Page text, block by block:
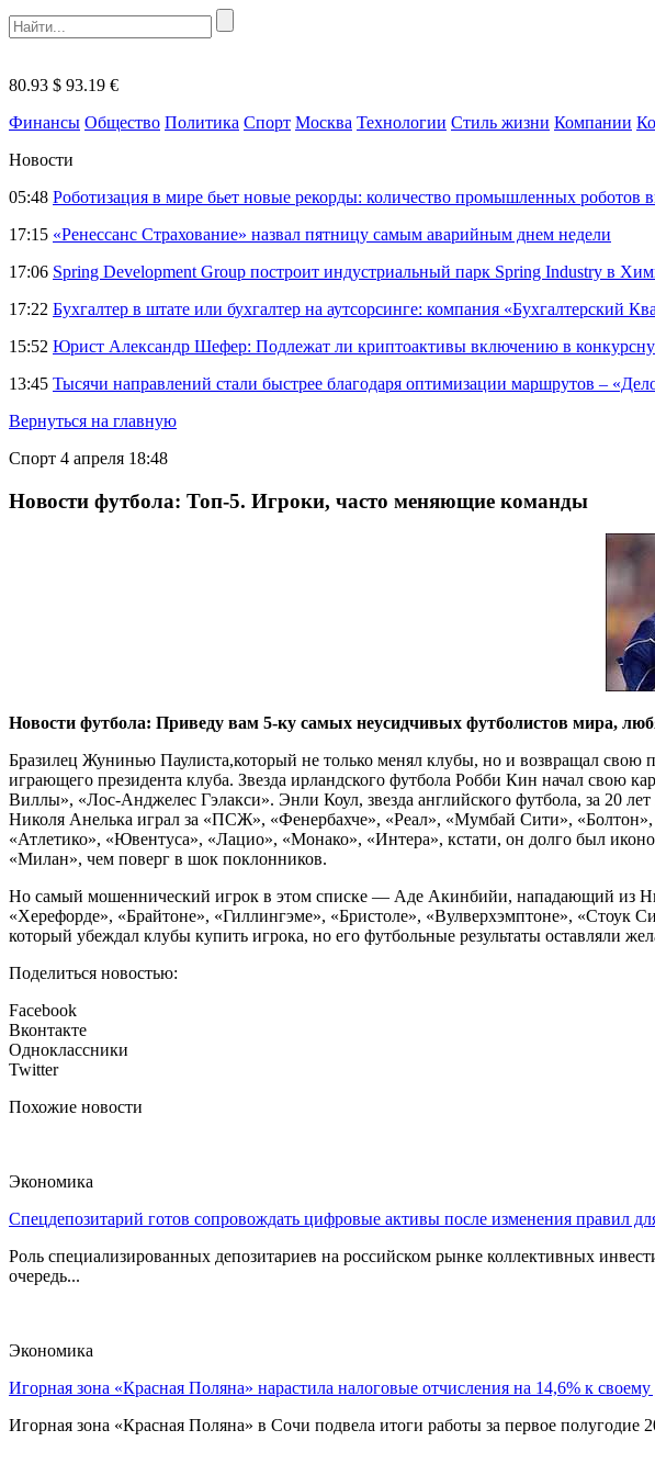
80.93 $ 93.19 €
Финансы Общество Политика Спорт Москва Технологии Стиль жизни Компании
Новости
05:48 Роботизация в мире бьет новые рекорды: количество промышленных роботов
17:15 «Ренессанс Страхование» назвал пятницу самым аварийным днем недели
17:06 Spring Development Group построит индустриальный парк Spring Industry в
17:22 Бухгалтер в штате или бухгалтер на аутсорсинге: компания «Бухгалтерский
15:52 Юрист Александр Шефер: Подлежат ли криптоактивы включению в
13:45 Тысячи направлений стали быстрее благодаря оптимизации маршрутов –
Вернуться на главную
Спорт 4 апреля 18:48
Новости футбола: Топ-5. Игроки, часто меняющие команды
Новости футбола: Приведу вам 5-ку самых неусидчивых футболистов мира,
Бразилец Жунинью Паулиста,который не только менял клубы, но и возвращал
играющего президента клуба. Звезда ирландского футбола Робби Кин начал свою
Виллы», «Лос-Анджелес Гэлакси». Энли Коул, звезда английского футбола, за 20
Николя Анелька играл за «ПСЖ», «Фенербахче», «Реал», «Мумбай Сити»,
«Атлетико», «Ювентуса», «Лацио», «Монако», «Интера», кстати, он долго был
«Милан», чем поверг в шок поклонников.
Но самый мошеннический игрок в этом списке — Аде Акинбийи, нападающий из
«Херефорде», «Брайтоне», «Гиллингэме», «Бристоле», «Вулверхэмптоне»,
который убеждал клубы купить игрока, но его футбольные результаты оставляли
Поделиться новостью:
Facebook
Вконтакте
Одноклассники
Twitter
Похожие новости
Экономика
Спецдепозитарий готов сопровождать цифровые активы после изменения правил
Роль специализированных депозитариев на российском рынке коллективных
очередь...
Экономика
Игорная зона «Красная Поляна» нарастила налоговые отчисления на 14,6% к
Игорная зона «Красная Поляна» в Сочи подвела итоги работы за первое